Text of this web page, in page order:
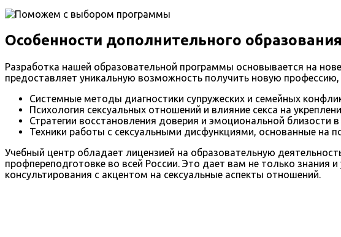
Особенности дополнительного
Разработка нашей образовательной программы основывается на
предоставляет уникальную возможность получить новую
Системные методы диагностики супружеских и семейных
Психология сексуальных отношений и влияние секса на
Стратегии восстановления доверия и эмоциональной близости
Техники работы с сексуальными дисфункциями, основанные на
Учебный центр обладает лицензией на образовательную
профпереподготовке во всей России. Это дает вам не только
консультирования с акцентом на сексуальные аспекты отношений.